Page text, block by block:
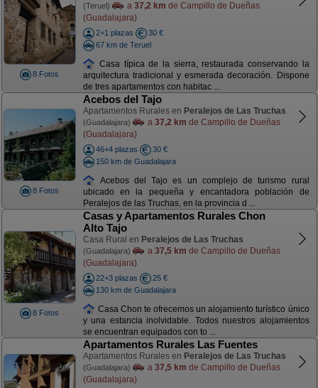
8 Fotos
(Teruel) a 37,2 km de Campillo de Dueñas
(Guadalajara)
2+1 plazas
30 €
67 km de Teruel
Casa típica de la sierra, restaurada conservando la
arquitectura tradicional y esmerada decoración. Dispone
de tres apartamentos con habitac ...
8 Fotos
Acebos del Tajo
Apartamentos Rurales en Peralejos de Las Truchas
(Guadalajara) a 37,2 km de Campillo de Dueñas
(Guadalajara)
46+4 plazas
30 €
150 km de Guadalajara
Acebos del Tajo es un complejo de turismo rural
ubicado en la pequeña y encantadora población de
Peralejos de las Truchas, en la provincia d ...
8 Fotos
Casas y Apartamentos Rurales Chon
Alto Tajo
Casa Rural en Peralejos de Las Truchas
(Guadalajara) a 37,5 km de Campillo de Dueñas
(Guadalajara)
22+3 plazas
25 €
130 km de Guadalajara
Casa Chon te ofrecemos un alojamiento turístico único
y una estancia inolvidable. Todos nuestros alojamientos
se encuentran equipados con to ...
Apartamentos Rurales Las Fuentes
Apartamentos Rurales en Peralejos de Las Truchas
(Guadalajara) a 37,5 km de Campillo de Dueñas
(Guadalajara)